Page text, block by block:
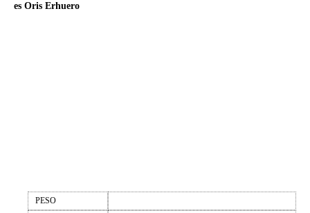
es Oris Erhuero
PESO